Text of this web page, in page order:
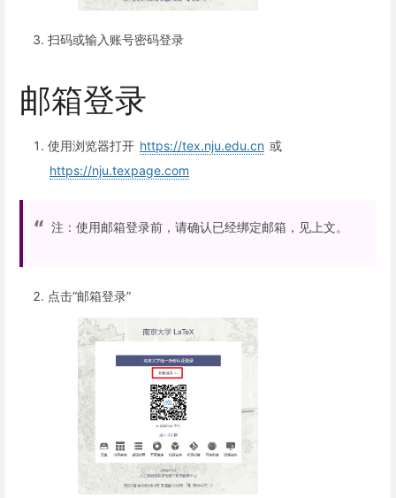
扫码或输入账号密码登录
邮箱登录
使用浏览器打开 https://tex.nju.edu.cn 或
https://nju.texpage.com
注：使用邮箱登录前，请确认已经绑定邮箱，见上文。
点击“邮箱登录”